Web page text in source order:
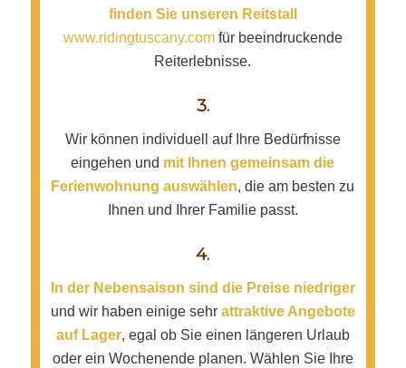
finden Sie unseren Reitstall
www.ridingtuscany.comfür beeindruckende
Reiterlebnisse.
3.
Wir können individuell auf Ihre Bedürfnisse
eingehen und mit Ihnen gemeinsam die
Ferienwohnung auswählen, die am besten zu
Ihnen und Ihrer Familie passt.
4.
In der Nebensaison sind die Preise niedriger
und wir haben einige sehr attraktive Angebote
auf Lager, egal ob Sie einen längeren Urlaub
oder ein Wochenende planen. Wählen Sie Ihre